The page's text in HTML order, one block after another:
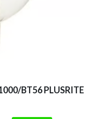
BT56 PLUSRITE